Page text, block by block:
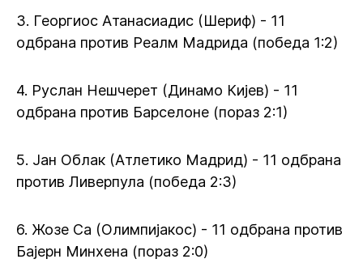
3. Георгиос Атанасиадис (Шериф) - 11
одбрана против Реалм Мадрида (победа 1:2)
4. Руслан Нешчерет (Динамо Кијев) - 11
одбрана против Барселоне (пораз 2:1)
5. Јан Облак (Атлетико Мадрид) - 11 одбрана
против Ливерпула (победа 2:3)
6. Жозе Са (Олимпијакос) - 11 одбрана против
Бајерн Минхена (пораз 2:0)